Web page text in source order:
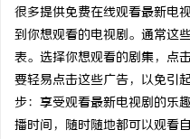
很多提供免费在线观看最新电
到你想观看的电视剧。通常这
表。选择你想观看的剧集，点
要轻易点击这些广告，以免引
步：享受观看最新电视剧的乐
播时间，随时随地都可以观看